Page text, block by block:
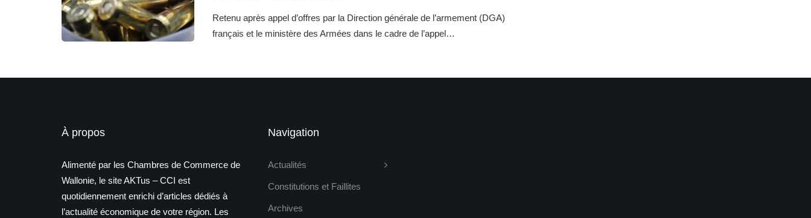
Retenu après appel d’offres par la Direction générale de l’armement (DGA)
français et le ministère des Armées dans le cadre de l’appel…
À propos
Alimenté par les Chambres de Commerce de
Wallonie, le site AKTus – CCI est
quotidiennement enrichi d’articles dédiés à
l’actualité économique de votre région. Les
Navigation
Actualités
Constitutions et Faillites
Archives